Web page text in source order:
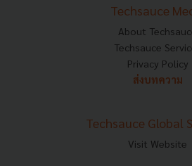
Techsauce
About
Techsauce
Privacy Policy
ส่งบทความ
Techsauce Global
Visit Website